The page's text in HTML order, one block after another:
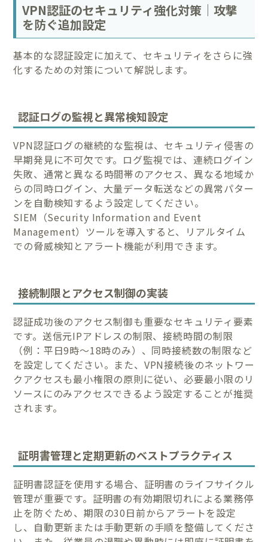
VPN認証のセキュリティ強化対策｜攻撃
を防ぐ追加設定
基本的な認証設定に加えて、セキュリティをさらに強
化するための対策について解説します。
認証ログの監視と異常検知設定
VPN認証ログの継続的な監視は、セキュリティ侵害の
早期発見に不可欠です。ログ監視では、連続ログイン
失敗、通常と異なる時間帯のアクセス、異なる地域か
らの同時ログイン、大量データ転送などの異常パター
ンを自動検知するよう設定してください。
SIEM（Security Information and Event
Management）ツールを導入すると、リアルタイム
での脅威検知とアラート機能が利用できます。
接続制限とアクセス制御の実装
認証成功後のアクセス制御も重要なセキュリティ要素
です。送信元IPアドレスの制限、接続時間の制限
（例：平日9時〜18時のみ）、同時接続数の制限など
を設定してください。また、VPN接続後のネットワー
クアクセスも最小権限の原則に従い、必要最小限のリ
ソースにのみアクセスできるよう設定することが推奨
されます。
証明書管理と定期更新のベストプラクティス
証明書認証を使用する場合、証明書のライフサイクル
管理が重要です。証明書の有効期限切れによる業務停
止を防ぐため、期限の30日前からアラートを設定
し、自動更新または手動更新の手順を整備してくださ